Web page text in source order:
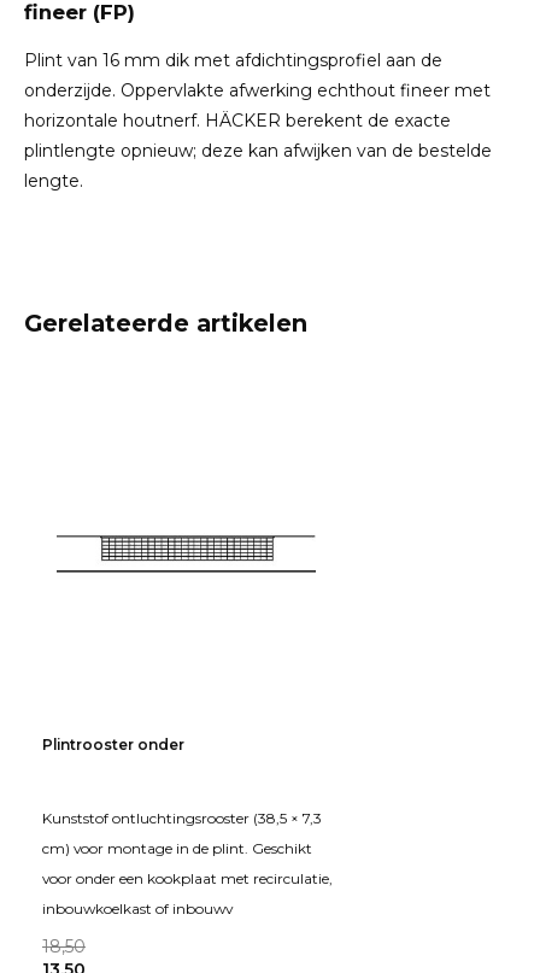
fineer (FP)
Plint van 16 mm dik met afdichtingsprofiel aan de
onderzijde. Oppervlakte afwerking echthout fineer met
horizontale houtnerf. HÄCKER berekent de exacte
plintlengte opnieuw; deze kan afwijken van de bestelde
lengte.
Gerelateerde artikelen
Plintrooster onder
Kunststof ontluchtingsrooster (38,5 × 7,3
cm) voor montage in de plint. Geschikt
voor onder een kookplaat met recirculatie,
inbouwkoelkast of inbouwv
18,50